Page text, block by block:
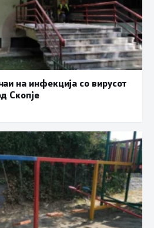
на инфекција со вирусот
Скопје